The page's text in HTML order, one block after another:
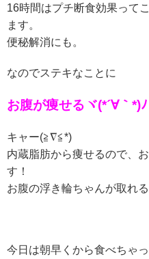
16時間はプチ断食効果って
ます。
便秘解消にも。
なのでステキなことに
お腹が痩せるヾ(*´∀｀*)ﾉ
キャー(≧∇≦*)
内蔵脂肪から痩せるので、
す！
お腹の浮き輪ちゃんが取れ
今日は朝早くから食べちゃ